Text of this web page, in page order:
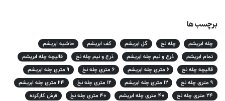
برچسب ها
چله ابریشم چله نخ گل ابریشم کف ابریشم
حاشیه ابریشم
تمام ابریشم
ذرع و نیم چله ابریشم ذرع و نیم چله نخ
قالیچه چله ابریشم
قالیچه چله نخ
6 متری چله ابریشم 6 متری چله نخ
9 متری چله ابریشم
9 متری چله نخ
12 متری چله ابریشم 12 متری چله نخ
24 متری چله ابریشم
24 متری چله نخ
40 متری چله ابریشم 40 متری چله نخ
فرش کارکرده